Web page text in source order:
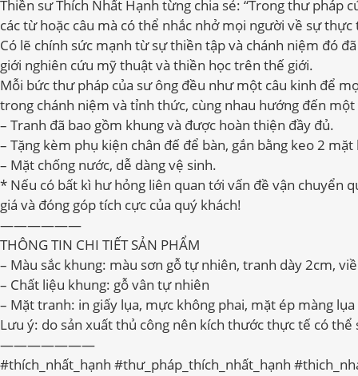
Thiền sư Thích Nhất Hạnh từng chia sẻ: “Trong thư
các từ hoặc câu mà có thể nhắc nhở mọi người về sự
Có lẽ chính sức mạnh từ sự thiền tập và chánh niệm đó
giới nghiên cứu mỹ thuật và thiền học trên thế giới.
Mỗi bức thư pháp của sư ông đều như một câu kinh để
trong chánh niệm và tỉnh thức, cùng nhau hướng đến
– Tranh đã bao gồm khung và được hoàn thiện đầy đủ.
– Tặng kèm phụ kiện chân đế để bàn, gắn bằng keo 2
– Mặt chống nước, dễ dàng vệ sinh.
* Nếu có bất kì hư hỏng liên quan tới vấn đề vận chuyển
giá và đóng góp tích cực của quý khách!
——————
THÔNG TIN CHI TIẾT SẢN PHẨM
– Màu sắc khung: màu sơn gỗ tự nhiên, tranh dày 2cm,
– Chất liệu khung: gỗ vân tự nhiên
– Mặt tranh: in giấy lụa, mực không phai, mặt ép màng
Lưu ý: do sản xuất thủ công nên kích thước thực tế có
———————
#thích_nhất_hạnh #thư_pháp_thích_nhất_hạnh